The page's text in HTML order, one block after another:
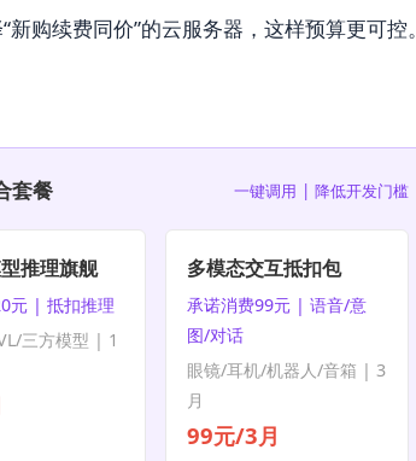
购续费同价”的云服务器，这样预算更可控。
套餐 一键调用 | 降低开发门槛
推理旗舰
元 | 抵扣推理
三方模型 | 1
多模态交互抵扣包
承诺消费99元 | 语音/意
图/对话
眼镜/耳机/机器人/音箱 | 3
月
99元/3月